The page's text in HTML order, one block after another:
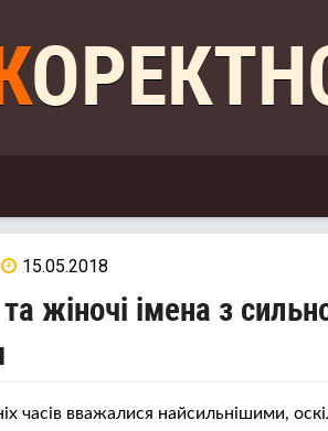
15.05.2018
та жіночі імена з
часів вважалися найсильнішими,